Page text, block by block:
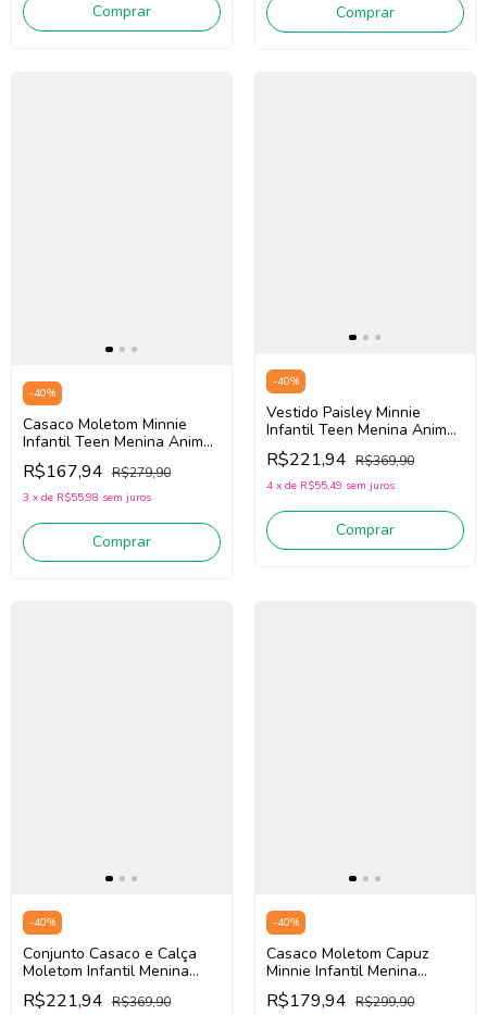
Comprar Comprar
-40%
Casaco Moletom Minnie
Infantil Teen Menina Animé
N5358 (Off White/Bege)
R$167,94 R$279,90
3 x de R$55,98 sem juros
Comprar
-40%
Vestido Paisley Minnie
Infantil Teen Menina Animé
N5553 (Bege Escuro)
R$221,94 R$369,90
4 x de R$55,49 sem juros
Comprar
-40%
Conjunto Casaco e Calça
Moletom Infantil Menina
Animé P6551 (Rosa)
R$221,94 R$369,90
-40%
Casaco Moletom Capuz
Minnie Infantil Menina
Animé P6385 (Rosa)
R$179,94 R$299,90